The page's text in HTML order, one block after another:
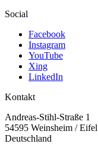
Social
Facebook
Instagram
YouTube
Xing
LinkedIn
Kontakt
Andreas-Stihl-Straße 1
54595 Weinsheim / Eifel
Deutschland